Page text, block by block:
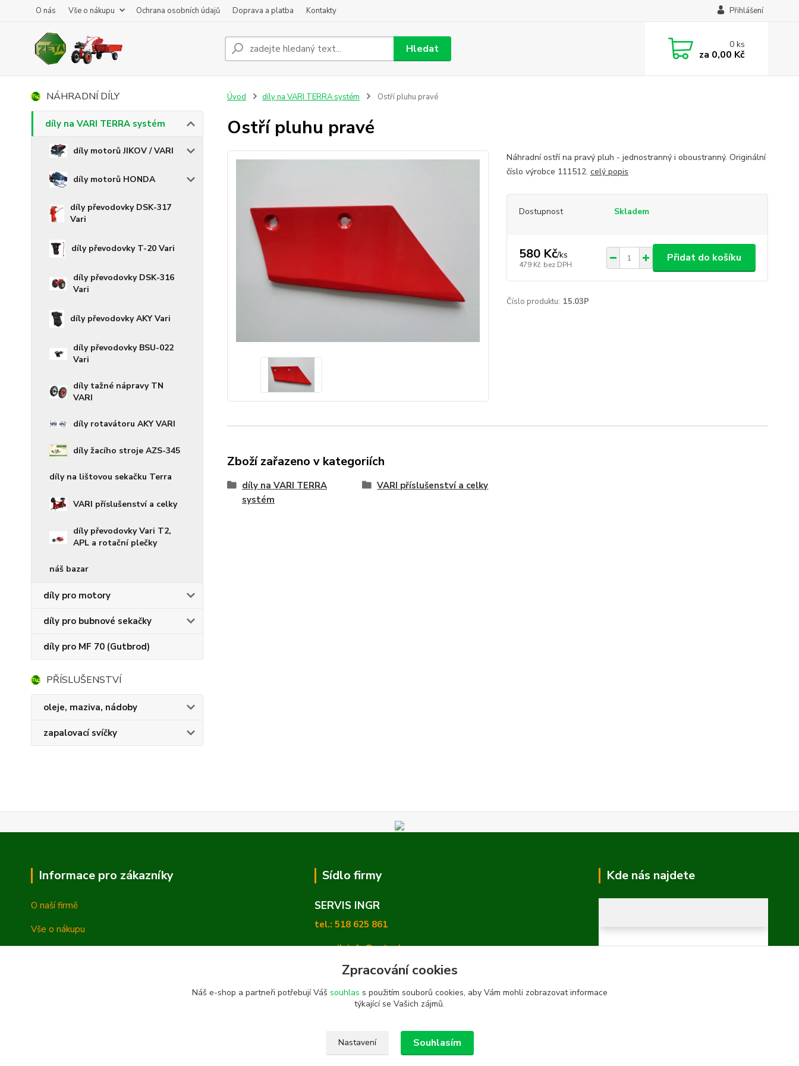
O nás Vše o nákupu Ochrana osobních údajů Doprava a platba Kontakty Přihlášení
Hledat 0ks
za 0,00 Kč
NÁHRADNÍ DÍLY
díly na VARI TERRA systém
díly motorů JIKOV / VARI
díly motorů HONDA
díly převodovky DSK-317
Vari
díly převodovky T-20 Vari
díly převodovky DSK-316
Vari
díly převodovky AKY Vari
díly převodovky BSU-022
Vari
díly tažné nápravy TN
VARI
díly rotavátoru AKY VARI
díly žacího stroje AZS-345
díly na lištovou sekačku Terra
VARI příslušenství a celky
díly převodovky Vari T2,
APL a rotační plečky
náš bazar
díly pro motory
díly pro bubnové sekačky
díly pro MF 70 (Gutbrod)
PŘÍSLUŠENSTVÍ
oleje, maziva, nádoby
zapalovací svíčky
Úvod díly na VARI TERRA systém Ostří pluhu pravé
Ostří pluhu pravé
Náhradní ostří na pravý pluh - jednostranný i oboustranný. Originální
číslo výrobce 111512. celý popis
Dostupnost Skladem
580 Kč/ks
479 Kč bez DPH
Přidat do košíku
Číslo produktu: 15.03P
Zboží zařazeno v kategoriích
díly na VARI TERRA
systém
VARI příslušenství a celky
Informace pro zákazníky
O naší firmě
Vše o nákupu
Sídlo firmy
SERVIS INGR
tel.: 518 625 861
e-mail: info@zetashop.cz
Mgr. Olga Hradilová, Ph. D.
Skoronice 169, Vlkoš 696 41
Kde nás najdete
Zpracování cookies
Náš e-shop a partneři potřebují Váš souhlas s použitím souborů cookies, aby Vám mohli zobrazovat informace
týkající se Vašich zájmů.
Nastavení Souhlasím